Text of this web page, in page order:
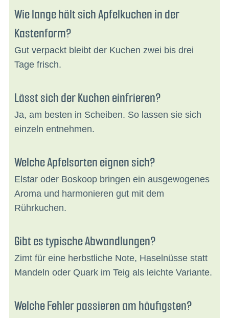
Wie lange hält sich Apfelkuchen in der
Kastenform?
Gut verpackt bleibt der Kuchen zwei bis drei
Tage frisch.
Lässt sich der Kuchen einfrieren?
Ja, am besten in Scheiben. So lassen sie sich
einzeln entnehmen.
Welche Apfelsorten eignen sich?
Elstar oder Boskoop bringen ein ausgewogenes
Aroma und harmonieren gut mit dem
Rührkuchen.
Gibt es typische Abwandlungen?
Zimt für eine herbstliche Note, Haselnüsse statt
Mandeln oder Quark im Teig als leichte Variante.
Welche Fehler passieren am häufigsten?